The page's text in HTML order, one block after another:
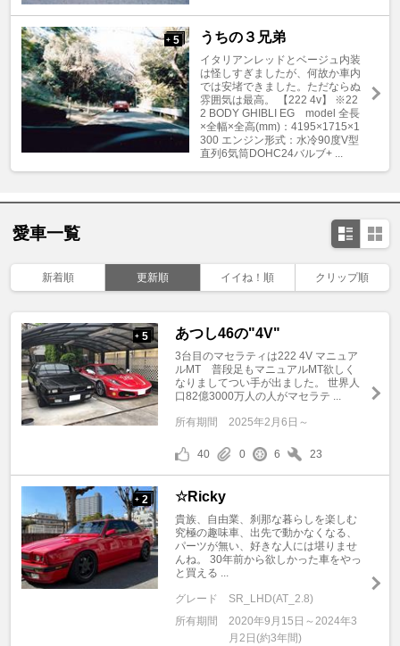
+ 5 うちの３兄弟
イタリアンレッドとベージュ内装
は怪しすぎましたが、何故か車内
では安堵できました。ただならぬ
雰囲気は最高。 【222 4v】 ※22
2 BODY GHIBLI EG model 全長
×全幅×全高(mm)：4195×1715×1
300 エンジン形式：水冷90度V型
直列6気筒DOHC24バルブ+ ...
愛車一覧
新着順 更新順 イイね！順 クリップ順
+ 5 あつし46の"4V"
3台目のマセラティは222 4V マニュア
ルMT 普段足もマニュアルMT欲しく
なりましてつい手が出ました。 世界人
口82億3000万人の人がマセラテ ...
所有期間 2025年2月6日～
40 0 6 23
+ 2 ☆Ricky
貴族、自由業、刹那な暮らしを楽しむ
究極の趣味車、出先で動かなくなる、
パーツが無い、好きな人には堪りませ
んね。 30年前から欲しかった車をやっ
と買える ...
グレード
SR_LHD(AT_2.8)
所有期間
2020年9月15日～2024年3
月2日(約3年間)